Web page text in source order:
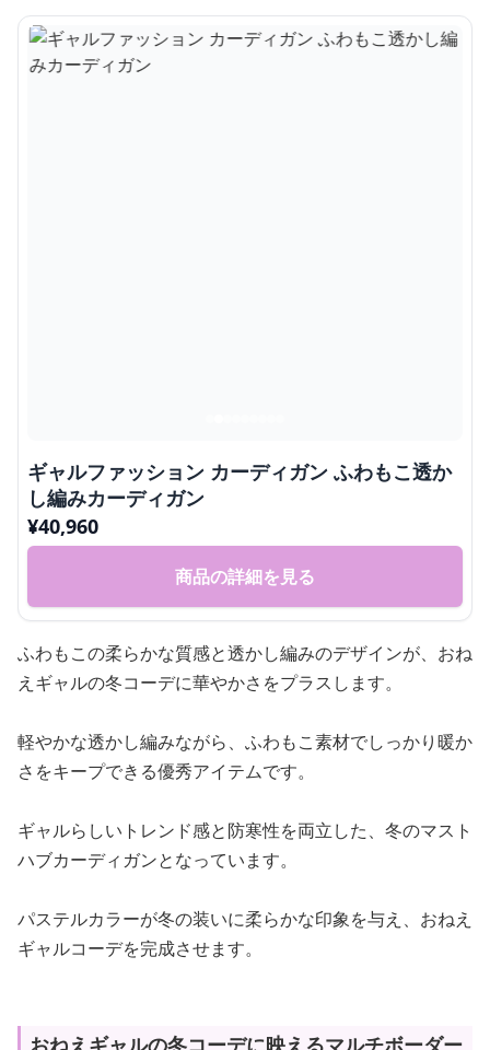
ギャルファッション カーディガン ふわもこ透か
し編みカーディガン
¥40,960
商品の詳細を見る
ふわもこの柔らかな質感と透かし編みのデザインが、おね
えギャルの冬コーデに華やかさをプラスします。
軽やかな透かし編みながら、ふわもこ素材でしっかり暖か
さをキープできる優秀アイテムです。
ギャルらしいトレンド感と防寒性を両立した、冬のマスト
ハブカーディガンとなっています。
パステルカラーが冬の装いに柔らかな印象を与え、おねえ
ギャルコーデを完成させます。